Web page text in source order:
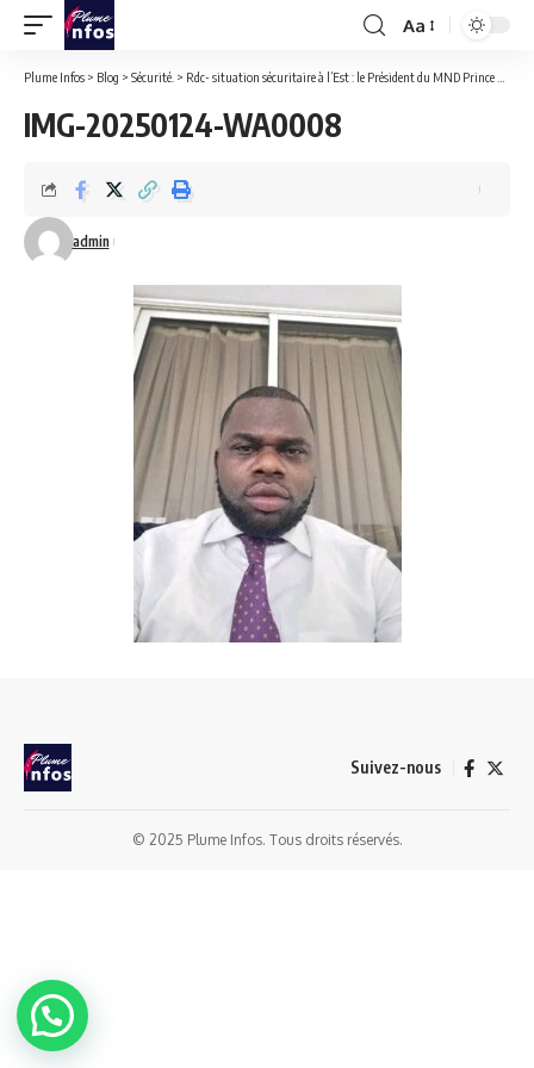
Font
Resizer
Aa
Plume Infos > Blog > Sécurité. > Rdc- situation sécuritaire à l’Est : le Président du MND Prince Kinana lance un cri d’alarme.
IMG-20250124-WA0008
admin
Suivez-nous
© 2025 Plume Infos. Tous droits réservés.